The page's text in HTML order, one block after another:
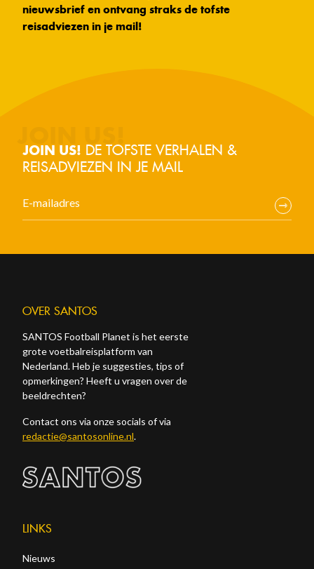
nieuwsbrief en ontvang straks de tofste
reisadviezen in je mail!
JOIN US! DE TOFSTE VERHALEN &
REISADVIEZEN IN JE MAIL
OVER SANTOS
SANTOS Football Planet is het eerste
grote voetbalreisplatform van
Nederland. Heb je suggesties, tips of
opmerkingen? Heeft u vragen over de
beeldrechten?
Contact ons via onze socials of via
redactie@santosonline.nl.
LINKS
Nieuws